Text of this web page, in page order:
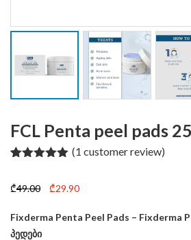
FCL Penta peel pads
based on
rating
(1 customer review)
₾49.00
Original
was:
₾29.90Current
is:
Fixderma Penta Peel Pads – Fixderma
პედები